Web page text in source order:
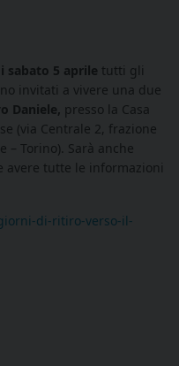
sabato 5 aprile tutti gli
invitati a vivere una due
Daniele, presso la Casa
(via Centrale 2, frazione
– Torino). Sarà anche
avere tutte le informazioni
di-ritiro-verso-il-